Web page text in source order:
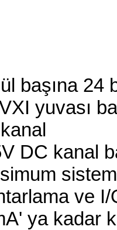
başına 24
yuvası
DC kanal
ve I/
ya kadar